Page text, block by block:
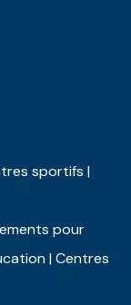
sportifs |
pour
| Centres